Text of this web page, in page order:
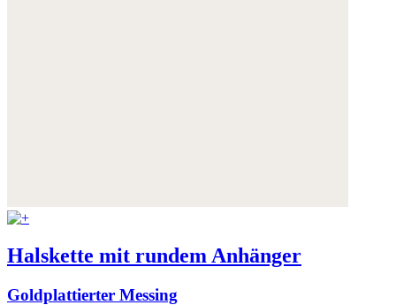
Halskette mit rundem Anhänger
Goldplattierter Messing